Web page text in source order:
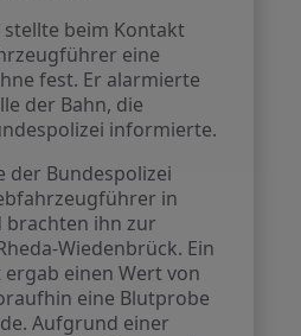
beim Kontakt
eine
fest. Er alarmierte
der Bahn, die
informierte.
der Bundespolizei
in
brachten ihn zur
Wiedenbrück. Ein
einen Wert von
eine Blutprobe
Aufgrund einer